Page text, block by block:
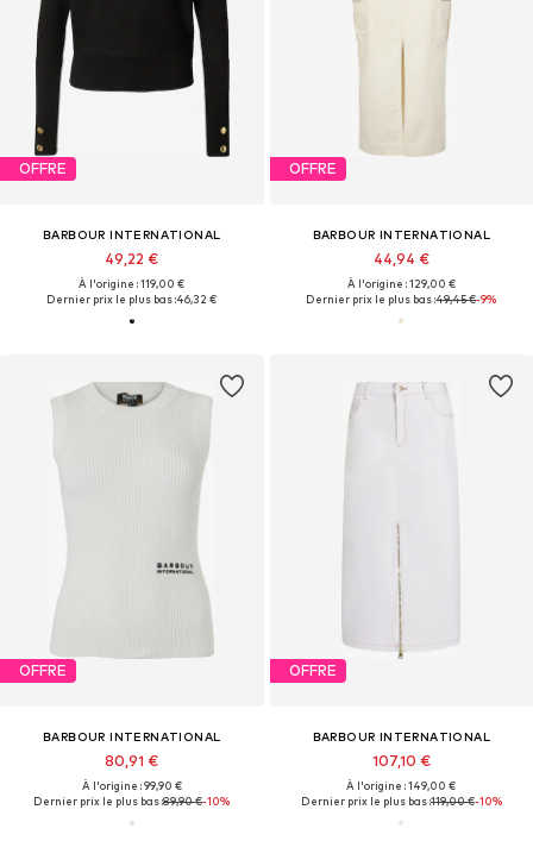
OFFRE
BARBOUR INTERNATIONAL
49,22 €
À l'origine : 119,00 €
Dernier prix le plus bas :46,32 €
OFFRE
BARBOUR INTERNATIONAL
44,94 €
À l'origine : 129,00 €
Dernier prix le plus bas :49,45 €-9%
OFFRE
BARBOUR INTERNATIONAL
80,91 €
À l'origine : 99,90 €
Dernier prix le plus bas :89,90 €-10%
OFFRE
BARBOUR INTERNATIONAL
107,10 €
À l'origine : 149,00 €
Dernier prix le plus bas :119,00 €-10%